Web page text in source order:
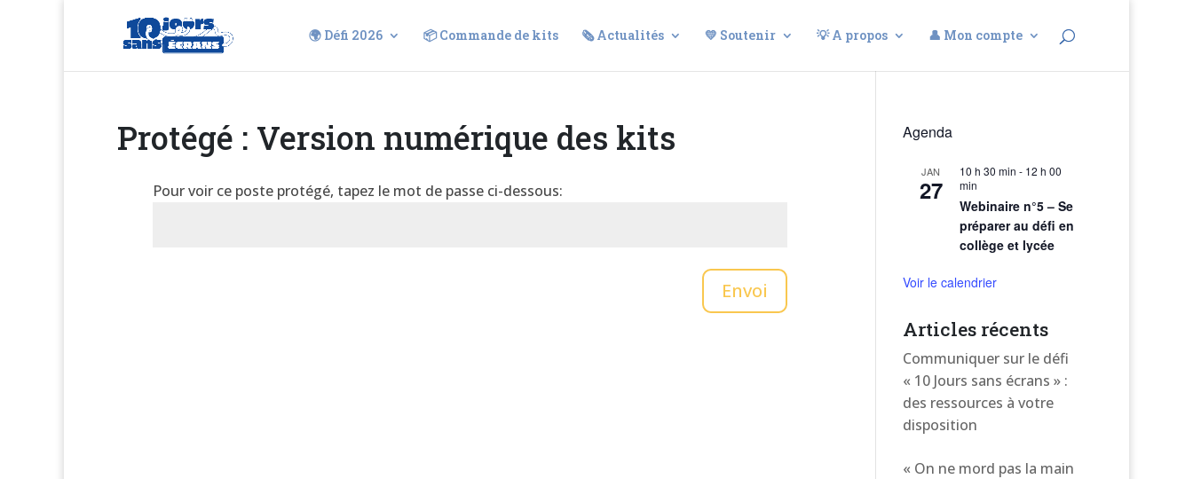
🌍 Défi 2026 📦 Commande de kits 🗞️ Actualités 💛 Soutenir 💡 A propos 👤 Mon compte
Protégé : Version numérique des kits
Pour voir ce poste protégé, tapez le mot de passe ci-dessous:
Envoi
Agenda
JAN
27
10 h 30 min - 12 h 00
min
Webinaire n°5 – Se
préparer au défi en
collège et lycée
Voir le calendrier
Articles récents
Communiquer sur le défi
« 10 Jours sans écrans » :
des ressources à votre
disposition
« On ne mord pas la main